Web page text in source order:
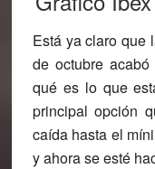
Está ya claro que
de octubre
qué es lo que
principal opción
caída hasta el
y ahora se esté